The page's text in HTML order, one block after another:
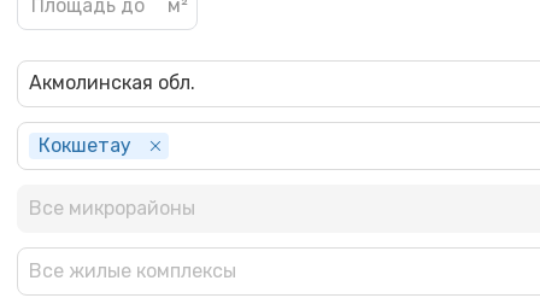
Акмолинская обл.
Кокшетау
Все микрорайоны
Все жилые комплексы